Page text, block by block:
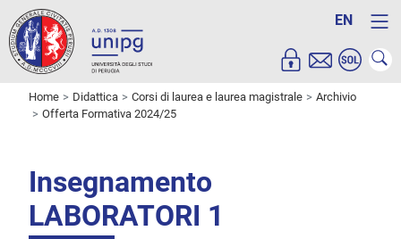
EN
Home Didattica Corsi di laurea e laurea magistrale
Archivio
Offerta Formativa 2024/25
Insegnamento
LABORATORI 1